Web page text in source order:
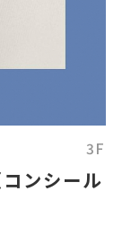
3F
ンシール